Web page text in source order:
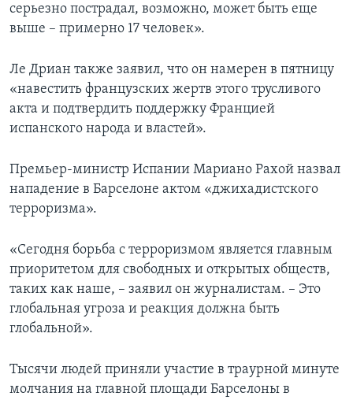
серьезно пострадал, возможно, может быть еще
выше – примерно 17 человек».
Ле Дриан также заявил, что он намерен в пятницу
«навестить французских жертв этого трусливого
акта и подтвердить поддержку Францией
испанского народа и властей».
Премьер-министр Испании Мариано Рахой назвал
нападение в Барселоне актом «джихадистского
терроризма».
«Сегодня борьба с терроризмом является главным
приоритетом для свободных и открытых обществ,
таких как наше, – заявил он журналистам. – Это
глобальная угроза и реакция должна быть
глобальной».
Тысячи людей приняли участие в траурной минуте
молчания на главной площади Барселоны в